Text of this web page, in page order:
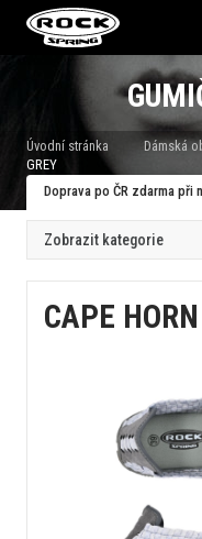
Úvodní stránka Dámská
GREY
Doprava po ČR zdarma při
CAPE
Zobrazit kategorie